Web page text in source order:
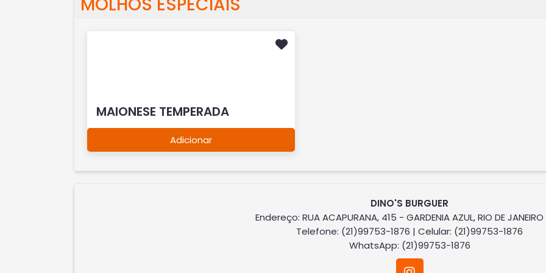
MAIONESE TEMPERADA
Adicionar
DINO'S BURGUER
Endereço: RUA ACAPURANA, 415 - GARDENIA AZUL, RIO DE
Telefone: (21)99753-1876 | Celular: (21)99753-1876
WhatsApp: (21)99753-1876